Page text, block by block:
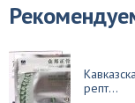
репт...